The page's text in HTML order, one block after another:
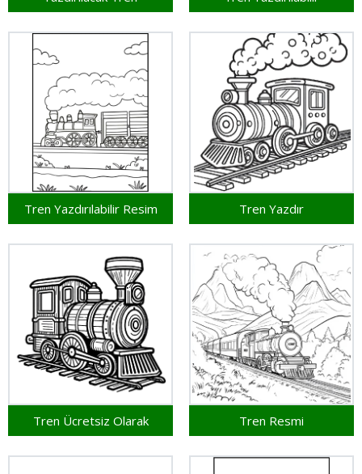
Tren Yazdırılabilir Resim Tren Yazdır
Tren Ücretsiz Olarak Tren Resmi